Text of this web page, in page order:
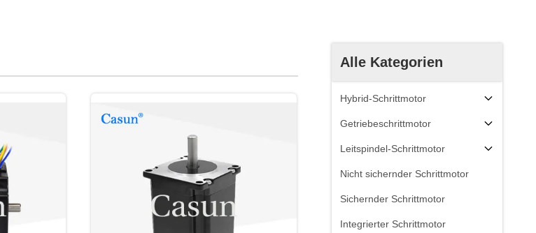
Alle Kategorien
Hybrid-Schrittmotor
Getriebeschrittmotor
Leitspindel-Schrittmotor
Nicht sichernder Schrittmotor
Sichernder Schrittmotor
Integrierter Schrittmotor